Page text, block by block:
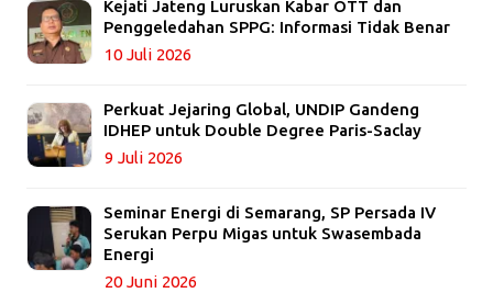
Kejati Jateng Luruskan Kabar OTT dan
Penggeledahan SPPG: Informasi Tidak Benar
10 Juli 2026
Perkuat Jejaring Global, UNDIP Gandeng
IDHEP untuk Double Degree Paris-Saclay
9 Juli 2026
Seminar Energi di Semarang, SP Persada IV
Serukan Perpu Migas untuk Swasembada
Energi
20 Juni 2026